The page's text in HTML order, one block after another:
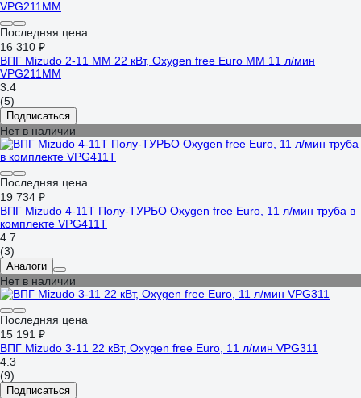
Последняя цена
16 310 ₽
ВПГ Mizudo 2-11 ММ 22 кВт, Oxygen free Euro ММ 11 л/мин
VPG211MM
3.4
(5)
Подписаться
Нет в наличии
Последняя цена
19 734 ₽
ВПГ Mizudo 4-11Т Полу-ТУРБО Oxygen free Euro, 11 л/мин труба в
комплекте VPG411T
4.7
(3)
Аналоги
Нет в наличии
Последняя цена
15 191 ₽
ВПГ Mizudo 3-11 22 кВт, Oxygen free Euro, 11 л/мин VPG311
4.3
(9)
Подписаться